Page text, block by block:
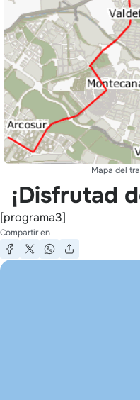
Mapa del
¡Disfrutad
[programa3]
Compartir en